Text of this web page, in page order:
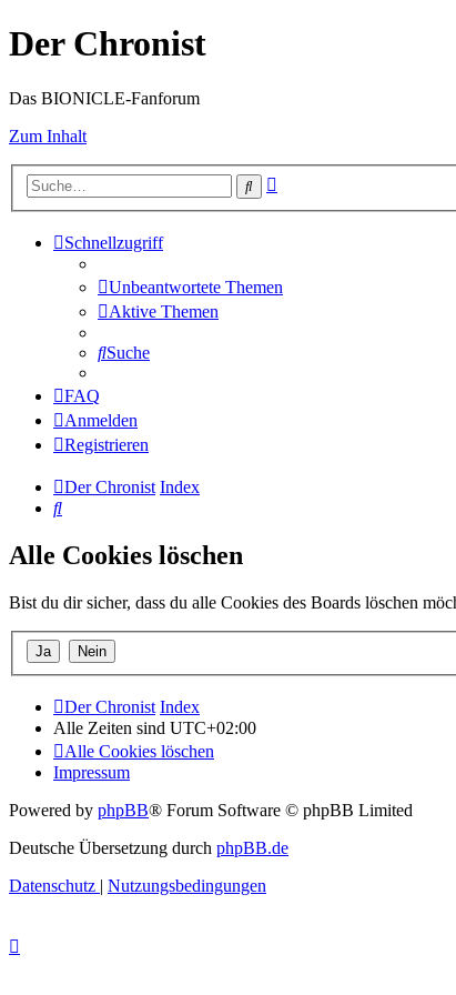
Der Chronist
Das BIONICLE-Fanforum
Zum Inhalt
Suche
Schnellzugriff
Unbeantwortete Themen
Aktive Themen
Suche
FAQ
Anmelden
Registrieren
Der Chronist Index
Suche
Alle Cookies löschen
Bist du dir sicher, dass du alle Cookies des Boards löschen
Der Chronist Index
Alle Zeiten sind UTC+02:00
Alle Cookies löschen
Impressum
Powered by phpBB® Forum Software © phpBB Limited
Deutsche Übersetzung durch phpBB.de
Datenschutz | Nutzungsbedingungen